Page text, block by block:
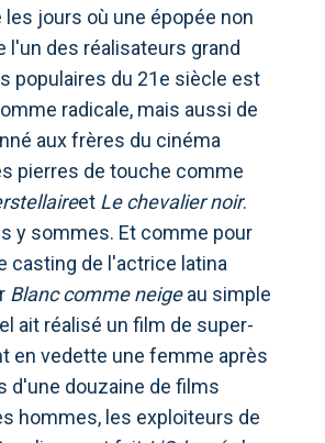
les jours où une épopée non
l'un des réalisateurs grand
populaires du 21e siècle est
radicale, mais aussi de
aux frères du cinéma
pierres de touche comme
et Le chevalier noir.
y sommes. Et comme pour
casting de l'actrice latina
Blanc comme neigeau simple
ait réalisé un film de super-
en vedette une femme après
d'une douzaine de films
hommes, les exploiteurs de